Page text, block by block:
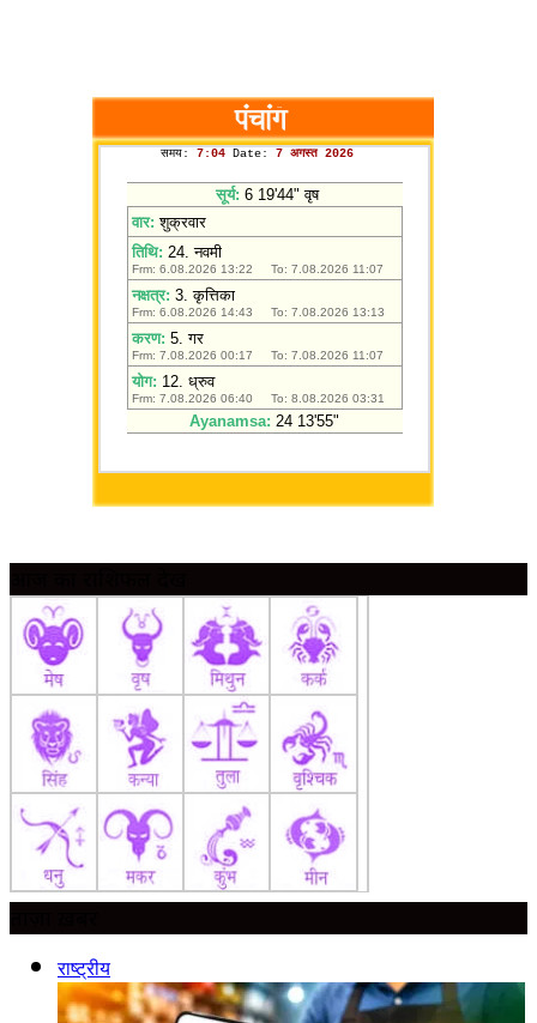
राष्ट्रीय